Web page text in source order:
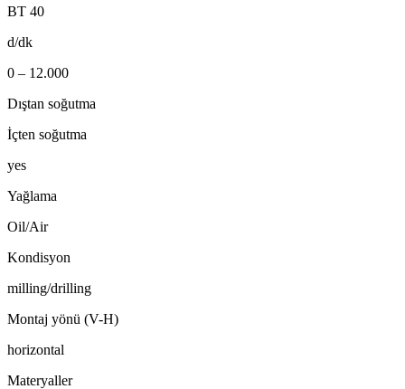
BT 40
d/dk
0 – 12.000
Dıştan soğutma
İçten soğutma
yes
Yağlama
Oil/Air
Kondisyon
milling/drilling
Montaj yönü (V-H)
horizontal
Materyaller